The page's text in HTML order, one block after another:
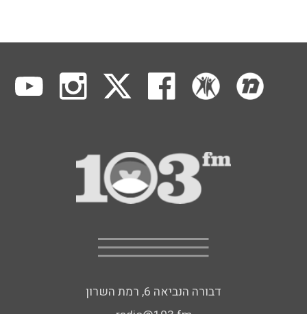
דבורה הנביאה 6, רמת השרון